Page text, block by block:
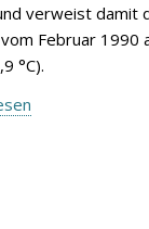
verweist damit
Februar 1990
°C).